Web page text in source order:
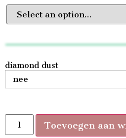
diamond dust
Toevoegen aan